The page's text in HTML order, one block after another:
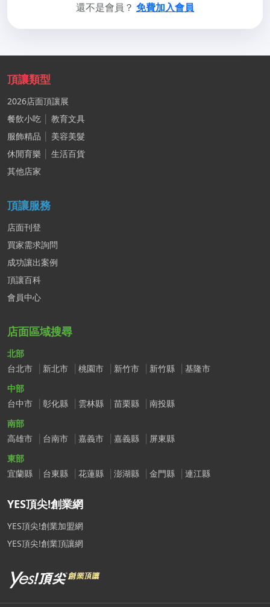
還不是會員？ 免費加入會員
頂讓類型
2026店面頂讓展
餐飲小吃
教育文具
服飾精品
美容美髮
休閒育樂
生活百貨
其他店家
頂讓服務
店面刊登
買家需求詢問
成功讓出案例
頂讓百科
會員中心
店面區域搜尋
北部
台北市
新北市 桃園市 新竹市 新竹縣
基隆市
中部
台中市
彰化縣 雲林縣 苗栗縣
南投縣
南部
高雄市
台南市 嘉義市 嘉義縣
屏東縣
東部
宜蘭縣
台東縣 花蓮縣 澎湖縣 金門縣 連江縣
YES頂尖!創業網
YES頂尖!創業加盟網
YES頂尖!創業頂讓網